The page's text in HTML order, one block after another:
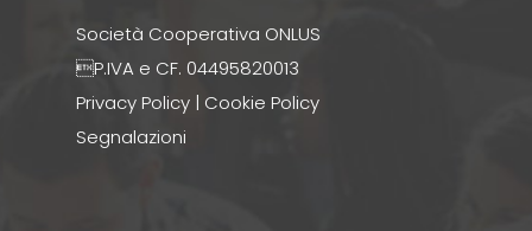
Società Cooperativa ONLUS
P.IVA e CF. 04495820013
Privacy Policy | Cookie Policy
Segnalazioni